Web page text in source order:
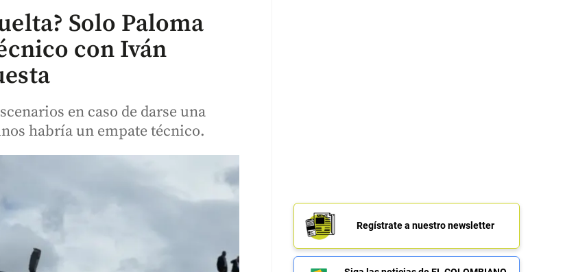
Solo Paloma
con Iván
en caso de darse una
habría un empate técnico.
Regístrate a nuestro newsletter